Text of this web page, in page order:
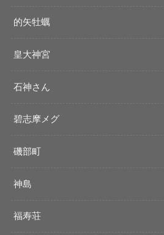
的矢牡蠣
皇大神宮
石神さん
碧志摩メグ
磯部町
神島
福寿荘